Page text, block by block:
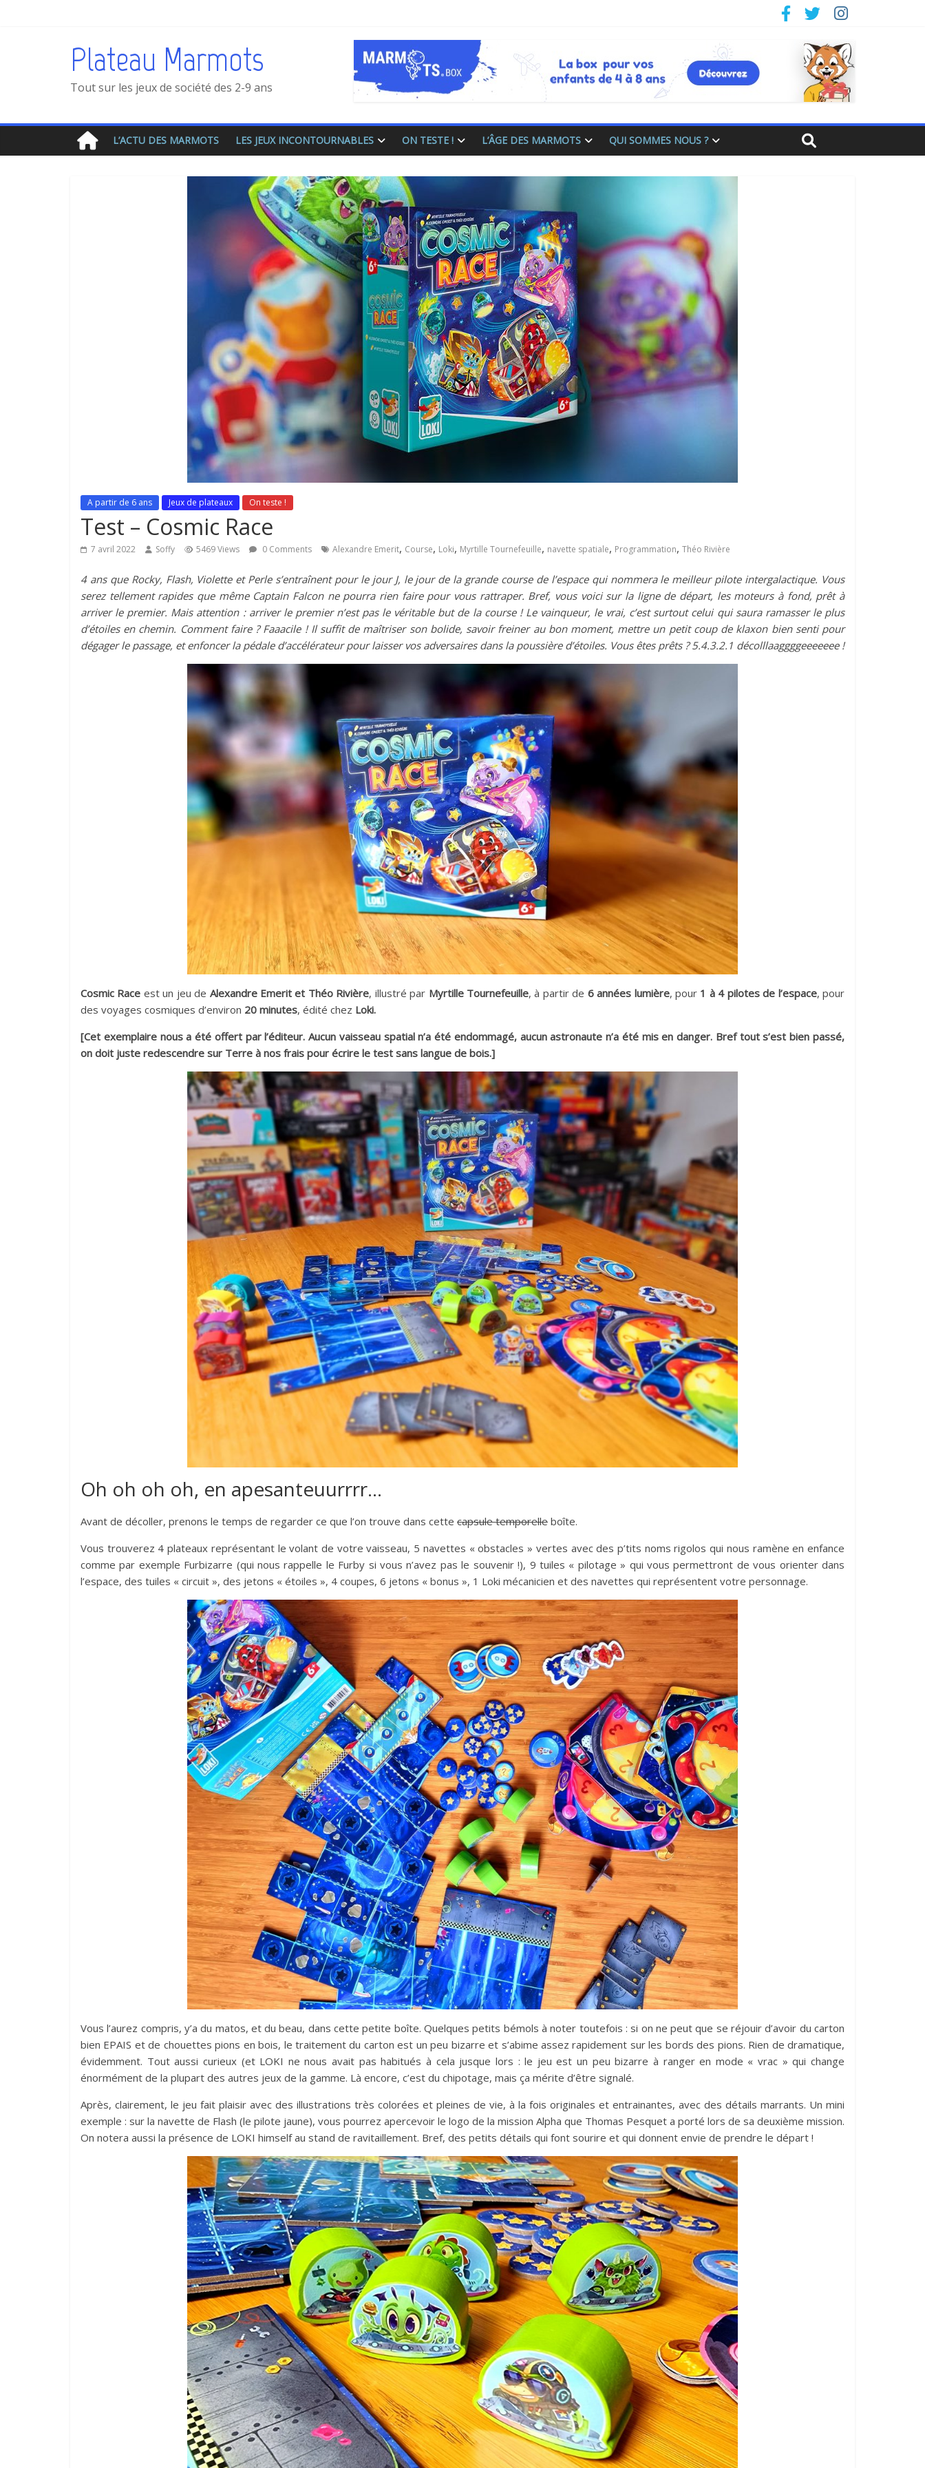
Plateau Marmots
Tout sur les jeux de société des 2-9 ans
L’ACTU DES MARMOTS LES JEUX INCONTOURNABLES ON TESTE ! L’ÂGE DES MARMOTS QUI SOMMES NOUS ?
A partir de 6 ans Jeux de plateaux On teste !
Test – Cosmic Race
7 avril 2022 Soffy 5469 Views 0 Comments Alexandre Emerit, Course, Loki, Myrtille Tournefeuille, navette spatiale, Programmation, Théo Rivière
4 ans que Rocky, Flash, Violette et Perle s’entraînent pour le jour J, le jour de la grande course de l’espace qui nommera le meilleur pilote intergalactique. Vous
serez tellement rapides que même Captain Falcon ne pourra rien faire pour vous rattraper. Bref, vous voici sur la ligne de départ, les moteurs à fond, prêt à
arriver le premier. Mais attention : arriver le premier n’est pas le véritable but de la course ! Le vainqueur, le vrai, c’est surtout celui qui saura ramasser le plus
d’étoiles en chemin. Comment faire ? Faaacile ! Il suffit de maîtriser son bolide, savoir freiner au bon moment, mettre un petit coup de klaxon bien senti pour
dégager le passage, et enfoncer la pédale d’accélérateur pour laisser vos adversaires dans la poussière d’étoiles. Vous êtes prêts ? 5.4.3.2.1 décolllaaggggeeeeeee !
Cosmic Race est un jeu de Alexandre Emerit et Théo Rivière, illustré par Myrtille Tournefeuille, à partir de 6 années lumière, pour 1 à 4 pilotes de l’espace, pour
des voyages cosmiques d’environ 20 minutes, édité chez Loki.
[Cet exemplaire nous a été offert par l’éditeur. Aucun vaisseau spatial n’a été endommagé, aucun astronaute n’a été mis en danger. Bref tout s’est bien passé,
on doit juste redescendre sur Terre à nos frais pour écrire le test sans langue de bois.]
Oh oh oh oh, en apesanteuurrrr…
Avant de décoller, prenons le temps de regarder ce que l’on trouve dans cette capsule temporelle boîte.
Vous trouverez 4 plateaux représentant le volant de votre vaisseau, 5 navettes « obstacles » vertes avec des p’tits noms rigolos qui nous ramène en enfance
comme par exemple Furbizarre (qui nous rappelle le Furby si vous n’avez pas le souvenir !), 9 tuiles « pilotage » qui vous permettront de vous orienter dans
l’espace, des tuiles « circuit », des jetons « étoiles », 4 coupes, 6 jetons « bonus », 1 Loki mécanicien et des navettes qui représentent votre personnage.
Vous l’aurez compris, y’a du matos, et du beau, dans cette petite boîte. Quelques petits bémols à noter toutefois : si on ne peut que se réjouir d’avoir du carton
bien EPAIS et de chouettes pions en bois, le traitement du carton est un peu bizarre et s’abime assez rapidement sur les bords des pions. Rien de dramatique,
évidemment. Tout aussi curieux (et LOKI ne nous avait pas habitués à cela jusque lors : le jeu est un peu bizarre à ranger en mode « vrac » qui change
énormément de la plupart des autres jeux de la gamme. Là encore, c’est du chipotage, mais ça mérite d’être signalé.
Après, clairement, le jeu fait plaisir avec des illustrations très colorées et pleines de vie, à la fois originales et entrainantes, avec des détails marrants. Un mini
exemple : sur la navette de Flash (le pilote jaune), vous pourrez apercevoir le logo de la mission Alpha que Thomas Pesquet a porté lors de sa deuxième mission.
On notera aussi la présence de LOKI himself au stand de ravitaillement. Bref, des petits détails qui font sourire et qui donnent envie de prendre le départ !